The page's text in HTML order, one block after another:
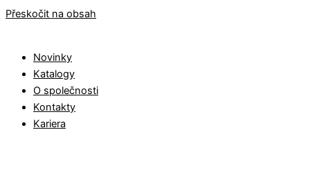
Přeskočit na obsah
Novinky
Katalogy
O společnosti
Kontakty
Kariera